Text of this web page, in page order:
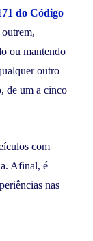
do Código
outrem,
ou mantendo
outro
de um a cinco
com
Afinal, é
nas